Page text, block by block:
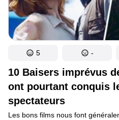
10 Baisers imprévus
ont pourtant conquis
spectateurs
Les bons films nous font
5 -